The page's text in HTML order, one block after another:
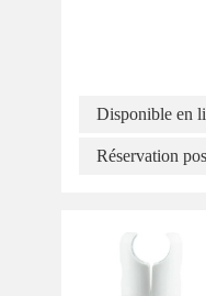
Disponible en
Réservation